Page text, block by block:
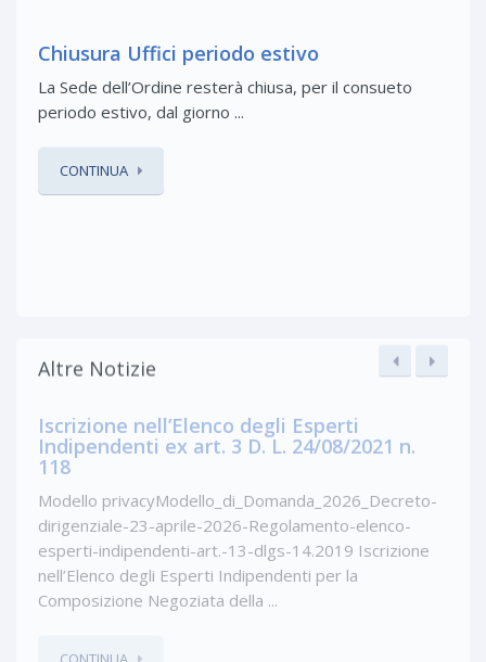
Chiusura Uffici periodo estivo
La Sede dell’Ordine resterà chiusa, per il consueto
periodo estivo, dal giorno ...
CONTINUA
Altre Notizie
Iscrizione nell’Elenco degli Esperti
Indipendenti ex art. 3 D. L. 24/08/2021 n.
118
Modello privacyModello_di_Domanda_2026_Decreto-
dirigenziale-23-aprile-2026-Regolamento-elenco-
esperti-indipendenti-art.-13-dlgs-14.2019 Iscrizione
nell’Elenco degli Esperti Indipendenti per la
Composizione Negoziata della ...